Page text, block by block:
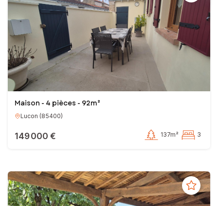
Maison - 4 pièces - 92m²
Lucon (85400)
149 000 € 137m² 3